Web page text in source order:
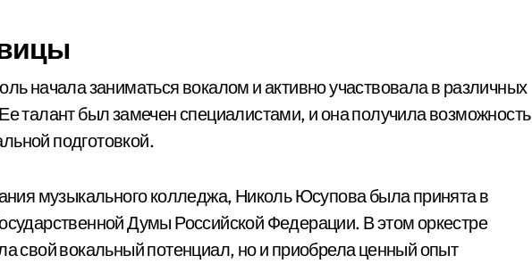
начала заниматься вокалом и активно участвовала в различных
талант был замечен специалистами, и она получила возможность
подготовкой.
музыкального колледжа, Николь Юсупова была принята в
Думы Российской Федерации. В этом оркестре
свой вокальный потенциал, но и приобрела ценный опыт